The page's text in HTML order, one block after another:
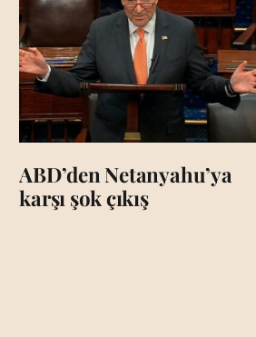
ABD’den Netanyahu’ya
karşı şok çıkış